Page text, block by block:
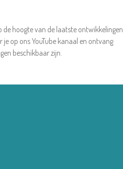
de hoogte van de laatste ontwikkelingen
op ons YouTube kanaal en ontvang
beschikbaar zijn.